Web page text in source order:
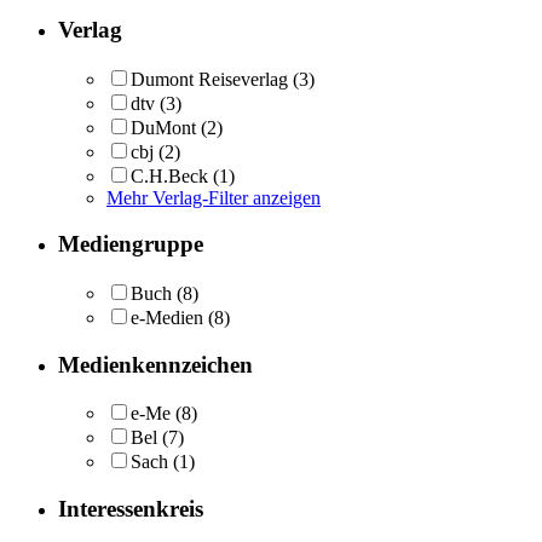
Verlag
Dumont Reiseverlag (3)
dtv (3)
DuMont (2)
cbj (2)
C.H.Beck (1)
Mehr Verlag-Filter anzeigen
Mediengruppe
Buch (8)
e-Medien (8)
Medienkennzeichen
e-Me (8)
Bel (7)
Sach (1)
Interessenkreis